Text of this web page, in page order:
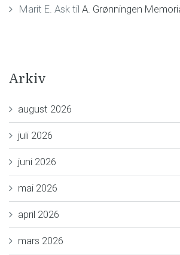
Marit E. Asktil A. Grønningen
Arkiv
august 2026
juli 2026
juni 2026
mai 2026
april 2026
mars 2026